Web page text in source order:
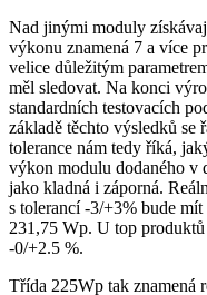
Nad jinými moduly
výkonu znamená 7 a více
velice důležitým
měl sledovat. Na konci
standardních testovacích
základě těchto výsledků
tolerance nám tedy říká,
výkon modulu dodaného v
jako kladná i záporná.
s tolerancí -3/+3% bude
231,75 Wp. U top
-0/+2.5 %.
Třída 225Wp tak znamená